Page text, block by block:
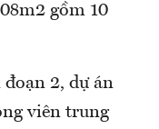
gồm 10
2, dự án
viên trung